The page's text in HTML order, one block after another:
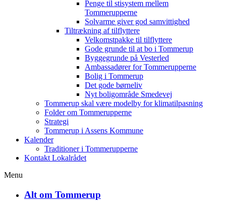
Penge til stisystem mellem
Tommerupperne
Solvarme giver god samvittighed
Tiltrækning af tilflyttere
Velkomstpakke til tilflyttere
Gode grunde til at bo i Tommerup
Byggegrunde på Vesterled
Ambassadører for Tommerupperne
Bolig i Tommerup
Det gode børneliv
Nyt boligområde Smedevej
Tommerup skal være modelby for klimatilpasning
Folder om Tommerupperne
Strategi
Tommerup i Assens Kommune
Kalender
Traditioner i Tommerupperne
Kontakt Lokalrådet
Menu
Alt om Tommerup